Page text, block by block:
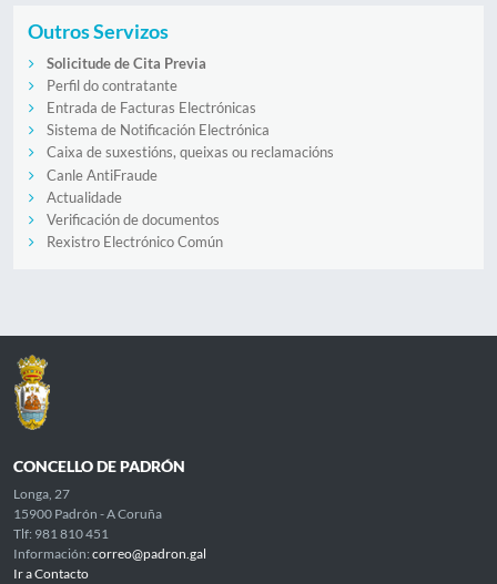
Outros Servizos
Solicitude de Cita Previa
Perfil do contratante
Entrada de Facturas Electrónicas
Sistema de Notificación Electrónica
Caixa de suxestións, queixas ou reclamacións
Canle AntiFraude
Actualidade
Verificación de documentos
Rexistro Electrónico Común
CONCELLO DE PADRÓN
Longa, 27
15900 Padrón - A Coruña
Tlf: 981 810 451
Información: correo@padron.gal
Ir a Contacto